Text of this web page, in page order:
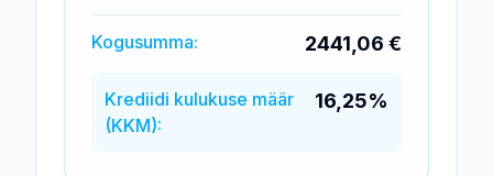
Kogusumma: 2441,06 €
Krediidi kulukuse määr
(KKM):
16,25%